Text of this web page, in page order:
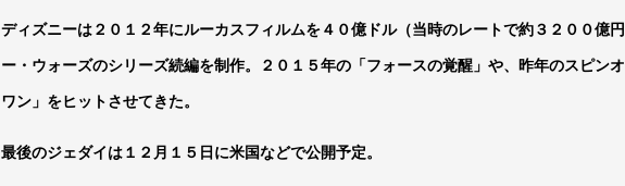
ディズニーは２０１２年にルーカスフィルムを４０億ドル（当時のレートで約３２００億
ー・ウォーズのシリーズ続編を制作。２０１５年の「フォースの覚醒」や、昨年のスピン
ワン」をヒットさせてきた。
最後のジェダイは１２月１５日に米国などで公開予定。